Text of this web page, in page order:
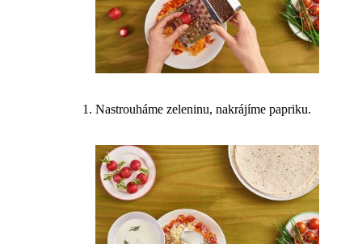
Nastrouháme zeleninu, nakrájíme papriku.